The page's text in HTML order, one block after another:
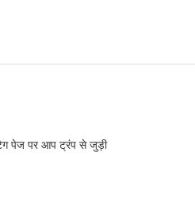
टैग पेज पर आप ट्रंप से जुड़ी